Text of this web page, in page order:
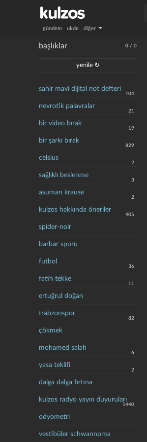
gündem ukde diğer
0 /0
başlıklar
yenile ↻
sahir mavi dijital not defteri
104
nevrotik palavralar
21
bir video bırak
19
bir şarkı bırak
829
celsius
2
sağlıklı beslenme
3
asuman krause
2
kulzos hakkında öneriler
405
spider-noir
barbar sporu
futbol
36
fatih tekke
11
ertuğrul doğan
trabzonspor
82
çökmek
mohamed salah
6
yasa teklifi
2
dalga dalga fırtına
kulzos radyo yayın duyuruları
1440
odyometri
vestibüler schwannoma